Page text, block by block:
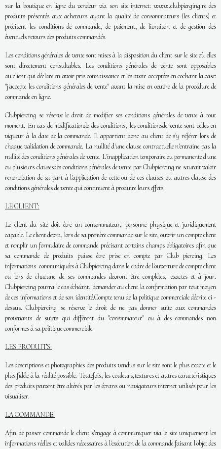
sur la boutique en ligne du vendeur via son site internet: www.clubpierging.re des
produits présentés aux acheteurs ayant la qualité de consommateurs (les clients) et
précisent les conditions de commande, de paiement, de livraison et de gestion des
éventuels retours des produits commandés.
Les conditions générales de vente sont mises à la disposition du client sur le site où elles
sont directement consultables. Les conditions générales de vente sont opposables
au client qui déclare en avoir pris connaissance et les avoir acceptées en cochant la case:
"j'accepte les conditions générales de vente" avant la mise en oeuvre de la procédure de
commande en ligne.
Clubpiercing se réserve le droit de modifier ses conditions générales de vente à tout
moment. En cas de modificationde des conditions, les conditionsde vente sont celles en
vigueur à la date de la commande. Il appartient donc au client de s'y référer lors de
chaque validation de commande. La nullité d'une clause contractuelle n'entraine pas la
nullité des conditions générales de vente. L'inapplication temporaire ou permanente d'une
ou plusieurs clausesdes conditions générales de vente par Clubpiercing ne saurait valoir
renonciation de sa part à l'application de cette ou de ces clauses ou autres clause des
conditions générales de vente qui continuent à produire leurs effets.
LE CLIENT:
Le client du site doit être un consommateur, personne physique et juridiquement
capable. Le client devra, lors de sa premère commande sur le site, ouvrir un compte client
et remplir un formulaire de commande précisant certains champs obligatoires afin que
sa commande de produits puisse être prise en compte par Club piercing. Les
informations communiquées à Clubpiercing dans le cadre de l'ouverture de compte client
ou lors de chacune de ses commandes devront être complétes, exactes et à jour.
Clubpiercing pourra le cas échéant, demander au client la confirmation par tout moyen
de ces informations et de son identité.Compte tenu de la politique commerciale décrite ci -
dessus. Clubpiercing se réserve le droit de ne pas donner suite aux commandes
provenants de sujets qui diffèrent du "consmmateur" ou à des commandes non
conformes à sa politique commerciale.
LES PRODUITS:
Les descriptions et photographies des produits vendus sur le site sont le plus exacte et le
plus fidéle à la réalité possible. Toutefois, les couleurs,textures et autres caractéristiques
des produits peuvent être altérés par les écrans ou navigateurs internet utilisés pour les
visualiser.
LA COMMANDE:
Afin de passer commande le client s'engage à communiquer via le site uniquement les
informations réelles et valides nécessaires à l'exécution de la commande faisant l'objet des